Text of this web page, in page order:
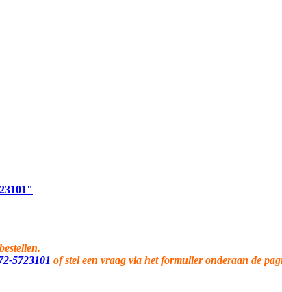
5723101 of stel een vraag via het formulier onderaan de